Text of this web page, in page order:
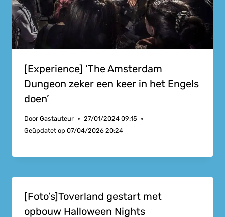
[Experience] ‘The Amsterdam
Dungeon zeker een keer in het Engels
doen’
Door Gastauteur
27/01/2024 09:15
Geüpdatet op 07/04/2026 20:24
[Foto’s]Toverland gestart met
opbouw Halloween Nights